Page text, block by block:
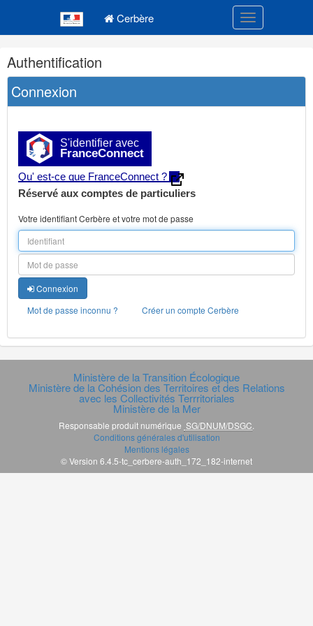
Cerbère Toggle
Navigation
et
outils
annexes
Authentification
Connexion
S'identifier avec
FranceConnect
Qu' est-ce que FranceConnect ?
Réservé aux comptes de particuliers
Votre identifiant Cerbère et votre mot de passe
Connexion
Mot de passe inconnu ?
Créer un compte Cerbère
Ministère de la Transition Écologique
Ministère de la Cohésion des Territoires et des Relations
avec les Collectivités Terrritoriales
Ministère de la Mer
Responsable produit numérique SG/DNUM/DSGC.
Conditions générales d'utilisation
Mentions légales
© Version 6.4.5-tc_cerbere-auth_172_182-internet